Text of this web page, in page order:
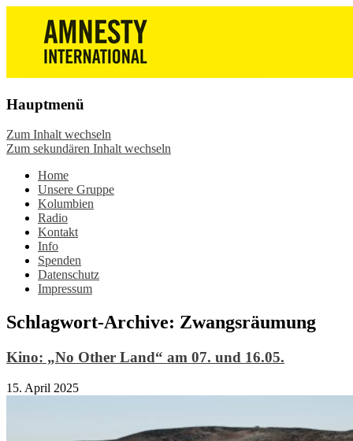
Amnesty International
Wiesbaden – Infos, Adresse,
Gruppentreffen
Die Wiesbadener Amnesty-Gruppen
stellen sich vor, bieten interessante
Veranstaltungen und Aktionen zum
Mitmachen – online oder in der Gruppe.
Sei dabei.
Hauptmenü
Zum Inhalt wechseln
Zum sekundären Inhalt wechseln
Home
Unsere Gruppe
Kolumbien
Radio
Kontakt
Info
Spenden
Datenschutz
Impressum
Schlagwort-Archive: Zwangsräumung
Kino: „No Other Land“ am 07. und 16.05.
15. April 2025